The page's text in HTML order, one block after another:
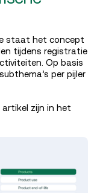
staat het concept
tijdens registratie
Op basis
per pijler
artikel zijn in het